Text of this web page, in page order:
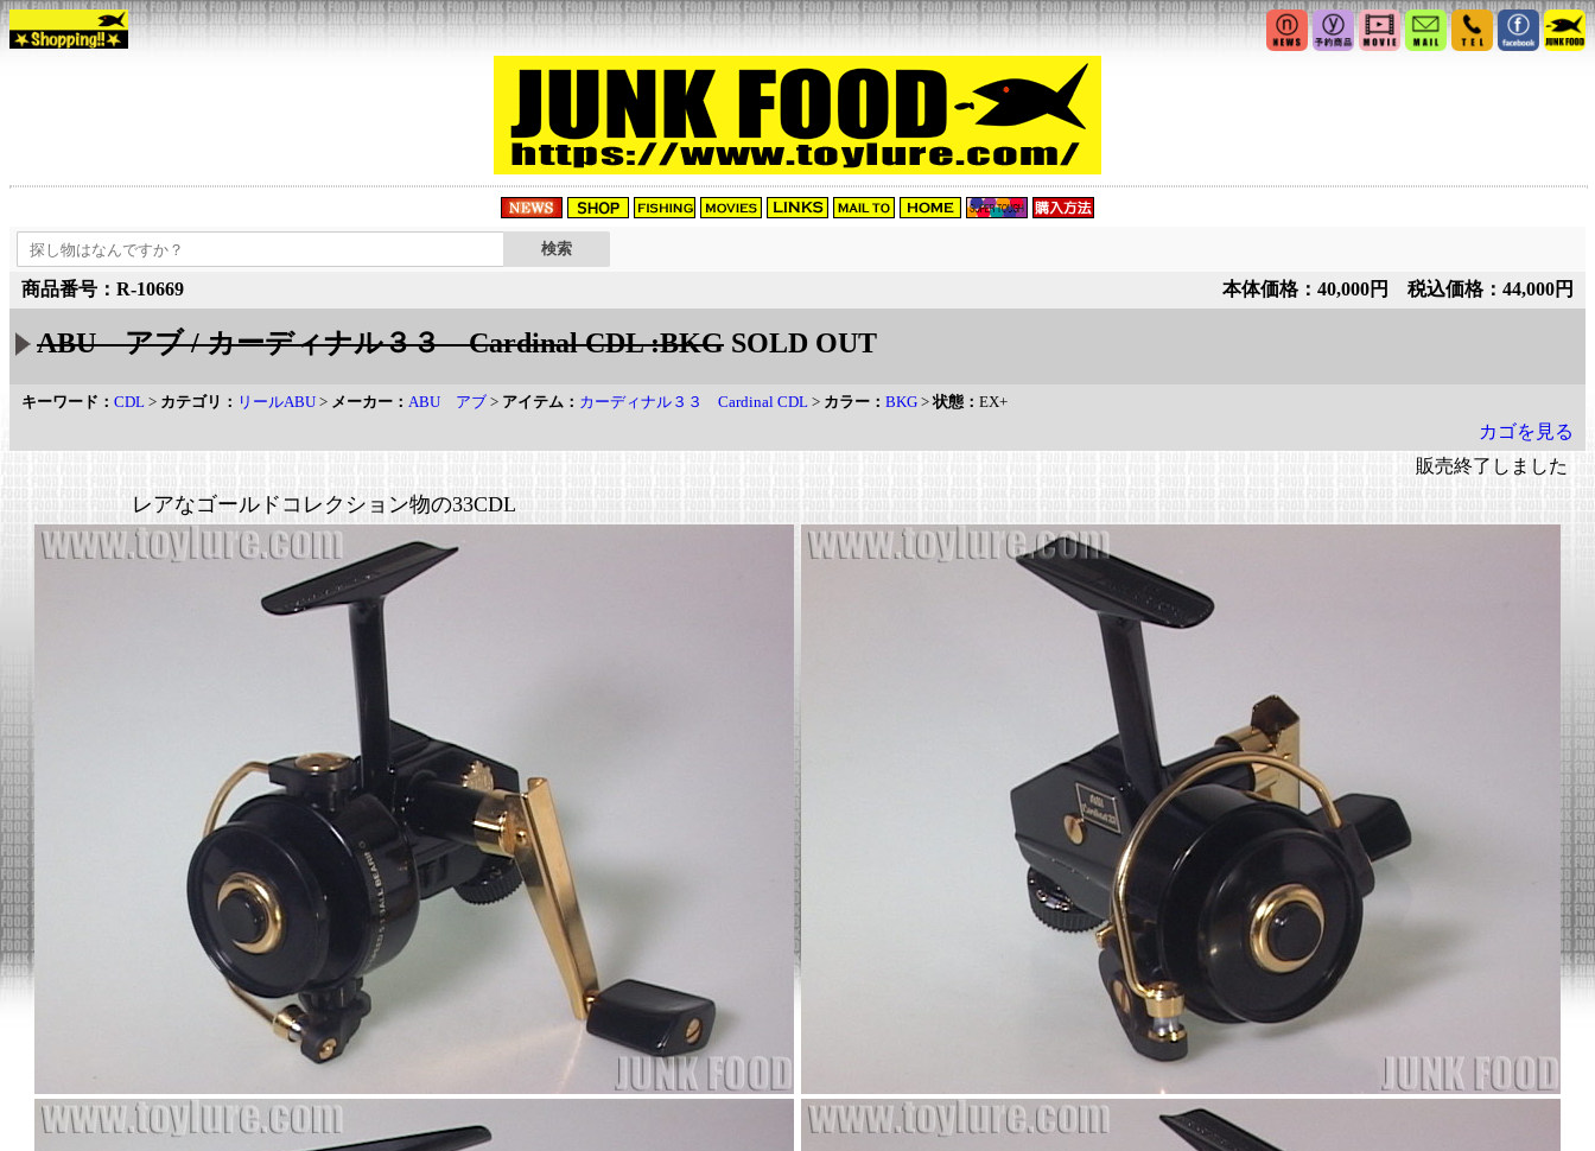
商品番号：R-10669 本体価格：40,000円 税込価格：44,000円
ABU アブ / カーディナル３３ Cardinal CDL :BKG SOLD OUT
キーワード： CDL > カテゴリ： リールABU > メーカー： ABU アブ > アイテム： カーディナル３３ Cardinal CDL > カラー： BKG >状態： EX+
カゴを見る
販売終了しました
レアなゴールドコレクション物の33CDL